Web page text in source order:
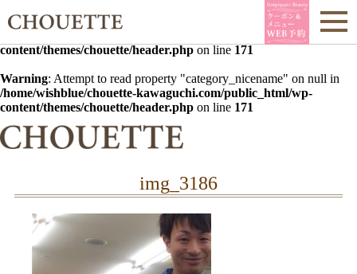
Warning : Undefined array key 0 in
/home/wishblue/chouette-
content/themes/chouette/header.php on line 171
Warning: Attempt to read property "category_nicename" on null in
/home/wishblue/chouette-kawaguchi.com/public_html/wp-
content/themes/chouette/header.php on line 171
img_3186